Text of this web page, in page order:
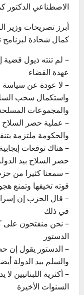
الاصطناعي الدكتور
أبرز تصريحات وزير
كمال شحادة لبرنامج
– لم تنته ذيول
عهدة القضاء
– لا عودة عن
واستكمال سحب
والمجموعات
– عملية حصر السلاح
والحكومة ملتزمة
– هناك توقعات
حصر السلاح بيد
– سمعنا كثيرا من
قوته تخيفها وتمنع
– قال الحزب إن
في ذلك
– نحن منفتحون على
الدستور
– الدستور يقول إن
والسلم بيد الدولة
– أكثرية اللبنانيين
السنوات الأخيرة